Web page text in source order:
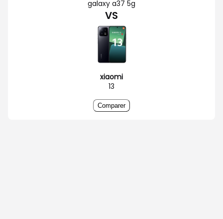
galaxy a37 5g
VS
xiaomi
13
Comparer